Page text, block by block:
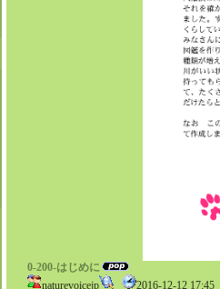
0-200-はじめに
naturevoicejp
2016-12-12 17:45